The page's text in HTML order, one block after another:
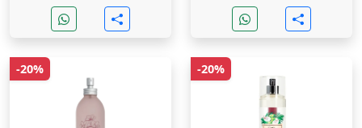
-20% -20%